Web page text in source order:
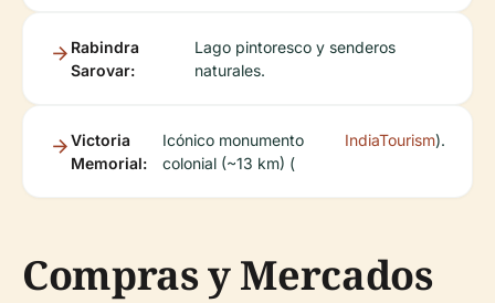
Rabindra
Sarovar:
Lago pintoresco y senderos
naturales.
Victoria
Memorial:
Icónico monumento
colonial (~13 km) (
IndiaTourism).
Compras y Mercados